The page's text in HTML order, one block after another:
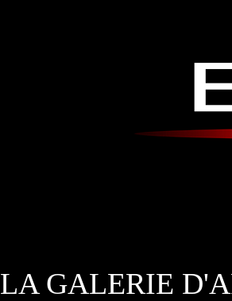
LA GALERIE